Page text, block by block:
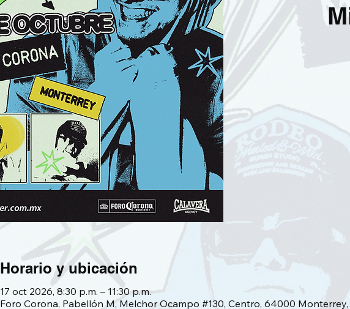
Horario y ubicación
17 oct 2026, 8:30 p.m. – 11:30 p.m.
Foro Corona, Pabellón M, Melchor Ocampo #130, Centro, 64000 Monterrey,